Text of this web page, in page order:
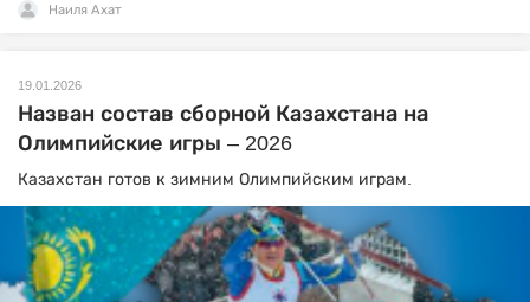
Наиля Ахат
19.01.2026
Назван состав сборной Казахстана на
Олимпийские игры – 2026
Казахстан готов к зимним Олимпийским играм.